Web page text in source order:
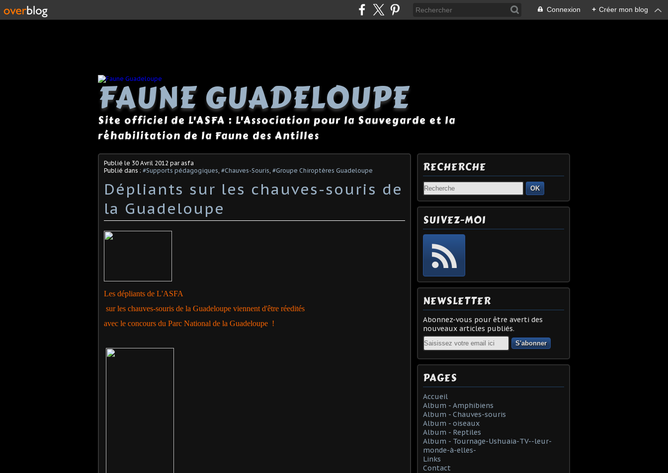
Connexion + Créer mon blog
FAUNE GUADELOUPE
Site officiel de L'ASFA : L'Association pour la Sauvegarde et la
réhabilitation de la Faune des Antilles
Publié le 30 Avril 2012 par asfa
Publié dans : #Supports pédagogiques #Chauves-Souris #Groupe Chiroptères Guadeloupe
Dépliants sur les chauves-souris de
la Guadeloupe
Les dépliants de L'ASFA
sur les chauves-souris de la Guadeloupe viennent d'être réedités
avec le concours du Parc National de la Guadeloupe !
RECHERCHE
OK
SUIVEZ-MOI
NEWSLETTER
Abonnez-vous pour être averti des
nouveaux articles publiés.
Email
PAGES
Accueil
Album - Amphibiens
Album - Chauves-souris
Album - oiseaux
Album - Reptiles
Album - Tournage-Ushuaia-TV--leur-
monde-à-elles-
Links
Contact